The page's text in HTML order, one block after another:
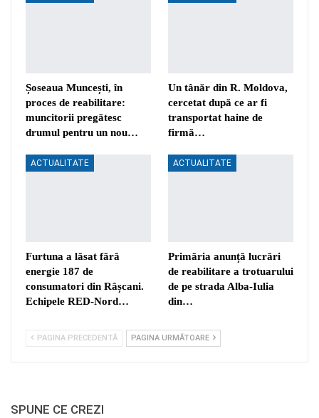
Șoseaua Muncești, în
proces de reabilitare:
muncitorii pregătesc
drumul pentru un nou…
Un tânăr din R. Moldova,
cercetat după ce ar fi
transportat haine de
firmă…
ACTUALITATE
Furtuna a lăsat fără
energie 187 de
consumatori din Râșcani.
Echipele RED-Nord…
ACTUALITATE
Primăria anunță lucrări
de reabilitare a trotuarului
de pe strada Alba-Iulia
din…
PAGINA PRECEDENTĂ PAGINA URMĂTOARE
SPUNE CE CREZI